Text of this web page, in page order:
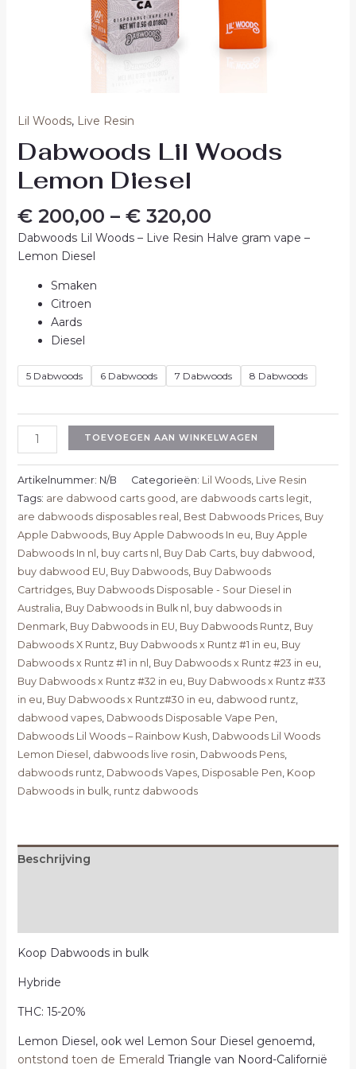
Lil Woods, Live Resin
Dabwoods Lil Woods
Lemon Diesel
€200,00 – €320,00
Dabwoods Lil Woods – Live Resin Halve gram vape –
Lemon Diesel
Smaken
Citroen
Aards
Diesel
5 Dabwoods 6 Dabwoods 7 Dabwoods 8 Dabwoods
TOEVOEGEN AAN WINKELWAGEN
Artikelnummer: N/B Categorieën: Lil Woods, Live Resin
Tags: are dabwood carts good are dabwoods carts legit
are dabwoods disposables real Best Dabwoods Prices, Buy
Apple Dabwoods, Buy Apple Dabwoods In eu Buy Apple
Dabwoods In nl buy carts nl Buy Dab Carts, buy dabwood
buy dabwood EU Buy Dabwoods, Buy Dabwoods
Cartridges, Buy Dabwoods Disposable - Sour Diesel in
Australia Buy Dabwoods in Bulk nl buy dabwoods in
Denmark, Buy Dabwoods in EU Buy Dabwoods Runtz, Buy
Dabwoods X Runtz, Buy Dabwoods x Runtz #1 in eu Buy
Dabwoods x Runtz #1 in nl Buy Dabwoods x Runtz #23 in eu
Buy Dabwoods x Runtz #32 in eu Buy Dabwoods x Runtz #33
in eu Buy Dabwoods x Runtz#30 in eu dabwood runtz,
dabwood vapes, Dabwoods Disposable Vape Pen
Dabwoods Lil Woods – Rainbow Kush Dabwoods Lil Woods
Lemon Diesel dabwoods live rosin Dabwoods Pens,
dabwoods runtz, Dabwoods Vapes, Disposable Pen Koop
Dabwoods in bulk, runtz dabwoods
Beschrijving
Koop Dabwoods in bulk
Hybride
THC: 15-20%
Lemon Diesel, ook wel Lemon Sour Diesel genoemd,
ontstond toen de Emerald Triangle van Noord-Californië